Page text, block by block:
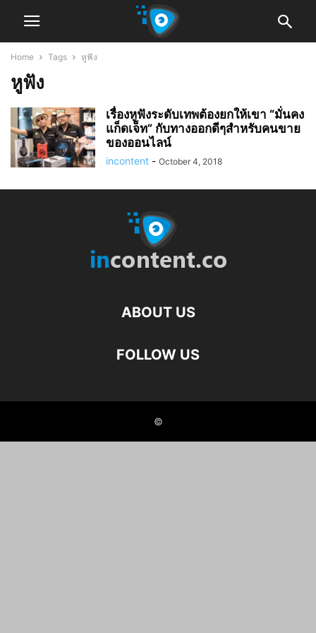
Home Tags หูฟัง
หูฟัง
เรื่องหูฟังระดับเทพต้องยกให้เขา “มั่นคง
แก็ดเจ็ท” กับทางออกดีๆสำหรับคนขาย
ของออนไลน์
incontent - October 4, 2018
ABOUT US
FOLLOW US
©